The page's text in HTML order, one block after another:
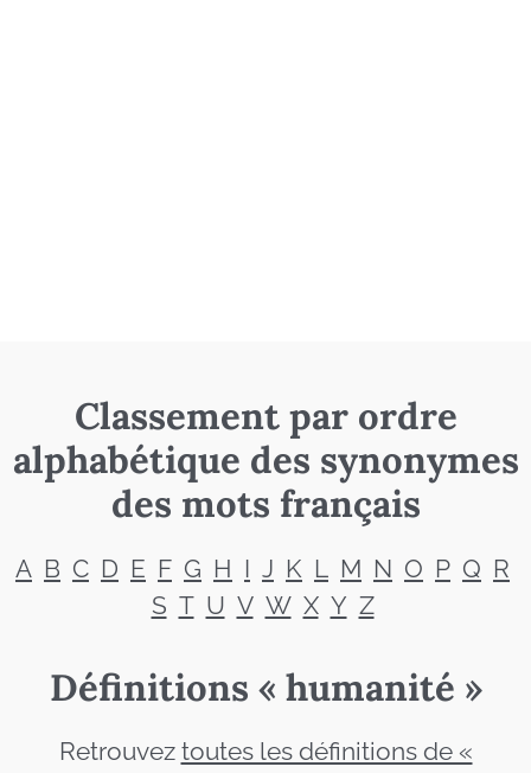
Classement par ordre
alphabétique des synonymes
des mots français
A B C D E F G H I J K L M N O P Q R
S T U V W X Y Z
Définitions « humanité »
Retrouvez toutes les définitions de «